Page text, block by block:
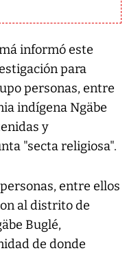
informó este
para
personas, entre
indígena Ngäbe
y
"secta religiosa".
entre ellos
al distrito de
Buglé,
de donde